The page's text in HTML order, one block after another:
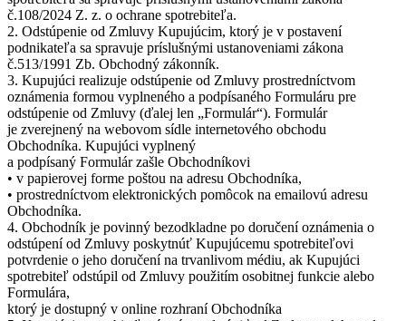
č.108/2024 Z. z. o ochrane spotrebiteľa.
2. Odstúpenie od Zmluvy Kupujúcim, ktorý je v postavení
podnikateľa sa spravuje príslušnými ustanoveniami zákona
č.513/1991 Zb. Obchodný zákonník.
3. Kupujúci realizuje odstúpenie od Zmluvy prostredníctvom
oznámenia formou vyplneného a podpísaného Formuláru pre
odstúpenie od Zmluvy (ďalej len „Formulár“). Formulár
je zverejnený na webovom sídle internetového obchodu
Obchodníka. Kupujúci vyplnený
a podpísaný Formulár zašle Obchodníkovi
• v papierovej forme poštou na adresu Obchodníka,
• prostredníctvom elektronických pomôcok na emailovú adresu
Obchodníka.
4. Obchodník je povinný bezodkladne po doručení oznámenia o
odstúpení od Zmluvy poskytnúť Kupujúcemu spotrebiteľovi
potvrdenie o jeho doručení na trvanlivom médiu, ak Kupujúci
spotrebiteľ odstúpil od Zmluvy použitím osobitnej funkcie alebo
Formulára,
ktorý je dostupný v online rozhraní Obchodníka